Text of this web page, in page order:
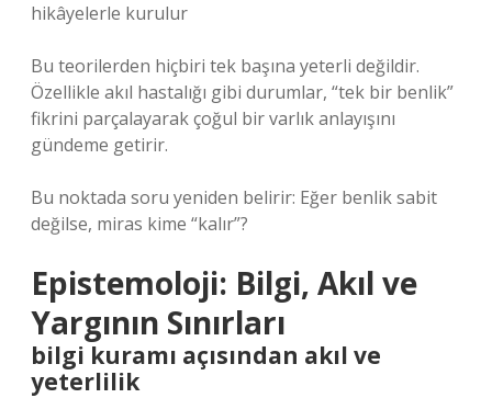
hikâyelerle kurulur
Bu teorilerden hiçbiri tek başına yeterli değildir.
Özellikle akıl hastalığı gibi durumlar, “tek bir benlik”
fikrini parçalayarak çoğul bir varlık anlayışını
gündeme getirir.
Bu noktada soru yeniden belirir: Eğer benlik sabit
değilse, miras kime “kalır”?
Epistemoloji: Bilgi, Akıl ve
Yargının Sınırları
bilgi kuramı açısından akıl ve
yeterlilik